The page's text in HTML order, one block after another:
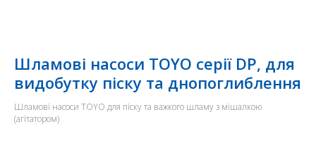
Шламові насоси TOYO серії DP, для
видобутку піску та днопоглиблення
Шламові насоси TOYO для піску та важкого шламу з мішалкою
(агітатором)